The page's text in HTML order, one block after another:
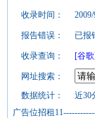
收录时间：
报告错误： 已报
收录查询： [谷
网址搜索：
数据统计：
近30
广告位招租